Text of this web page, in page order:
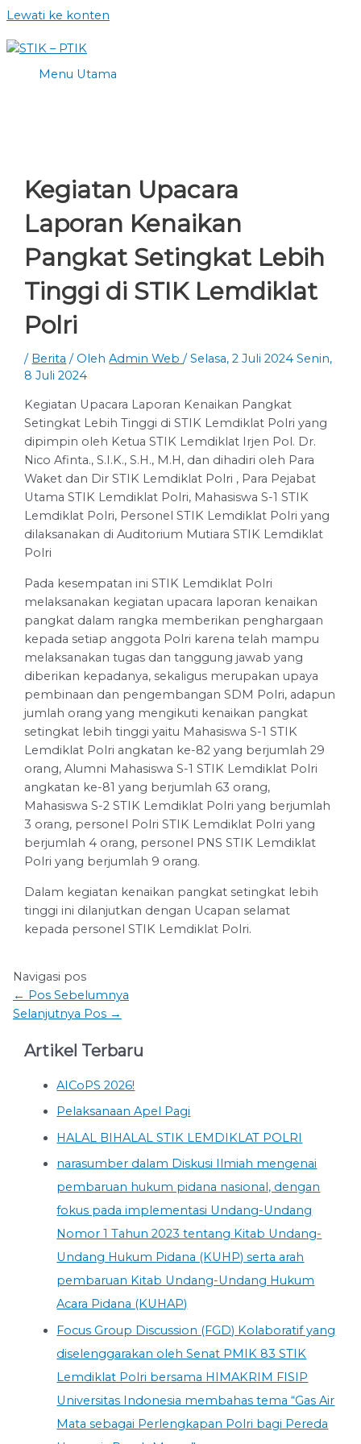
Lewati ke konten
Menu Utama
Kegiatan Upacara
Laporan Kenaikan
Pangkat Setingkat Lebih
Tinggi di STIK Lemdiklat
Polri
/ Berita / OlehAdmin Web /Selasa, 2 Juli 2024 Senin,
8 Juli 2024
Kegiatan Upacara Laporan Kenaikan Pangkat
Setingkat Lebih Tinggi di STIK Lemdiklat Polri yang
dipimpin oleh Ketua STIK Lemdiklat Irjen Pol. Dr.
Nico Afinta., S.I.K., S.H., M.H, dan dihadiri oleh Para
Waket dan Dir STIK Lemdiklat Polri , Para Pejabat
Utama STIK Lemdiklat Polri, Mahasiswa S-1 STIK
Lemdiklat Polri, Personel STIK Lemdiklat Polri yang
dilaksanakan di Auditorium Mutiara STIK Lemdiklat
Polri
Pada kesempatan ini STIK Lemdiklat Polri
melaksanakan kegiatan upacara laporan kenaikan
pangkat dalam rangka memberikan penghargaan
kepada setiap anggota Polri karena telah mampu
melaksanakan tugas dan tanggung jawab yang
diberikan kepadanya, sekaligus merupakan upaya
pembinaan dan pengembangan SDM Polri, adapun
jumlah orang yang mengikuti kenaikan pangkat
setingkat lebih tinggi yaitu Mahasiswa S-1 STIK
Lemdiklat Polri angkatan ke-82 yang berjumlah 29
orang, Alumni Mahasiswa S-1 STIK Lemdiklat Polri
angkatan ke-81 yang berjumlah 63 orang,
Mahasiswa S-2 STIK Lemdiklat Polri yang berjumlah
3 orang, personel Polri STIK Lemdiklat Polri yang
berjumlah 4 orang, personel PNS STIK Lemdiklat
Polri yang berjumlah 9 orang.
Dalam kegiatan kenaikan pangkat setingkat lebih
tinggi ini dilanjutkan dengan Ucapan selamat
kepada personel STIK Lemdiklat Polri.
Navigasi pos
← Pos Sebelumnya
Selanjutnya Pos →
Artikel Terbaru
AICoPS 2026!
Pelaksanaan Apel Pagi
HALAL BIHALAL STIK LEMDIKLAT POLRI
narasumber dalam Diskusi Ilmiah mengenai
pembaruan hukum pidana nasional, dengan
fokus pada implementasi Undang-Undang
Nomor 1 Tahun 2023 tentang Kitab Undang-
Undang Hukum Pidana (KUHP) serta arah
pembaruan Kitab Undang-Undang Hukum
Acara Pidana (KUHAP)
Focus Group Discussion (FGD) Kolaboratif yang
diselenggarakan oleh Senat PMIK 83 STIK
Lemdiklat Polri bersama HIMAKRIM FISIP
Universitas Indonesia membahas tema “Gas Air
Mata sebagai Perlengkapan Polri bagi Pereda